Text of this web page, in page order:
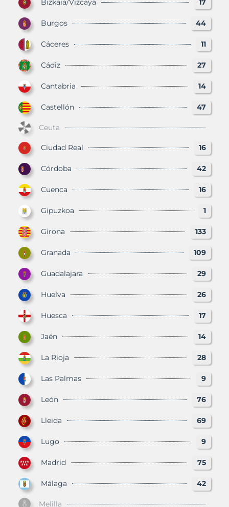
Bizkaia/Vizcaya 17
Burgos 44
Cáceres 11
Cádiz 27
Cantabria 14
Castellón 47
Ceuta
Ciudad Real 16
Córdoba 42
Cuenca 16
Gipuzkoa 1
Girona 133
Granada 109
Guadalajara 29
Huelva 26
Huesca 17
Jaén 14
La Rioja 28
Las Palmas 9
León 76
Lleida 69
Lugo 9
Madrid 75
Málaga 42
Melilla